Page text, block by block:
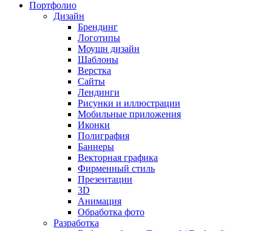
Портфолио
Дизайн
Брендинг
Логотипы
Моушн дизайн
Шаблоны
Верстка
Сайты
Лендинги
Рисунки и иллюстрации
Мобильные приложения
Иконки
Полиграфия
Баннеры
Векторная графика
Фирменный стиль
Презентации
3D
Анимация
Обработка фото
Разработка